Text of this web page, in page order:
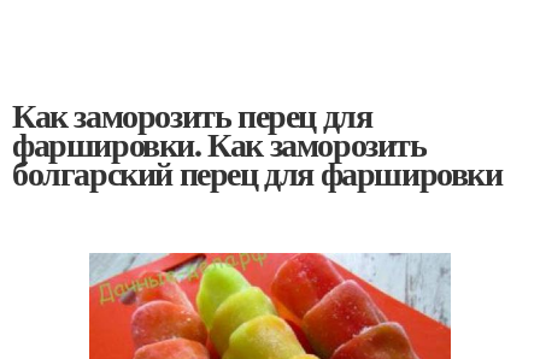
Как заморозить перец для
фаршировки. Как заморозить
болгарский перец для фаршировки